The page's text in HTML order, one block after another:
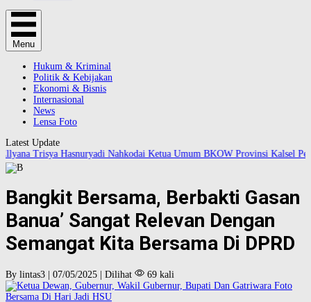
Menu
Hukum & Kriminal
Politik & Kebijakan
Ekonomi & Bisnis
Internasional
News
Lensa Foto
Latest Update
Trisya Hasnuryadi Nahkodai Ketua Umum BKOW Provinsi Kalsel
Bangkit Bersama, Berbakti Gasan
Banua’ Sangat Relevan Dengan
Semangat Kita Bersama Di DPRD
By lintas3 | 07/05/2025 | Dilihat 69 kali